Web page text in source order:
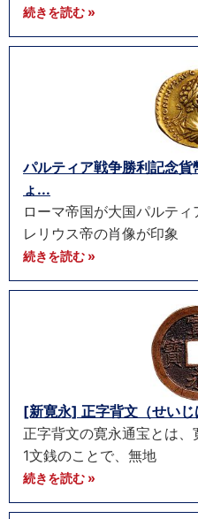
続きを読む »
パルティア戦争勝利記念
ょ...
ローマ帝国が大国パルテ
レリウス帝の肖像が印象
続きを読む »
[新寛永] 正字背文（せい
正字背文の寛永通宝とは
1文銭のことで、無地
続きを読む »